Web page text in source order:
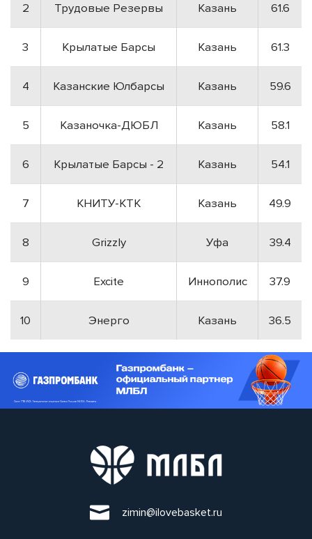
2 Трудовые Резервы Казань 61.6
3 Крылатые Барсы Казань 61.3
4 Казанские Юлбарсы Казань 59.6
5 Казаночка-ДЮБЛ Казань 58.1
6 Крылатые Барсы - 2 Казань 54.1
7 КНИТУ-КТК Казань 49.9
8 Grizzly Уфа 39.4
9 Excite Иннополис 37.9
10 Энерго Казань 36.5
zimin@ilovebasket.ru